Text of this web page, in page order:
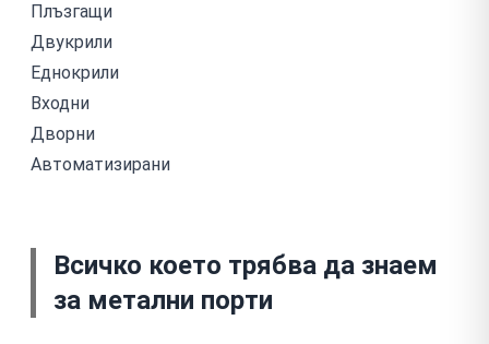
Плъзгащи
Двукрили
Еднокрили
Входни
Дворни
Автоматизирани
Всичко което трябва да знаем
за метални порти